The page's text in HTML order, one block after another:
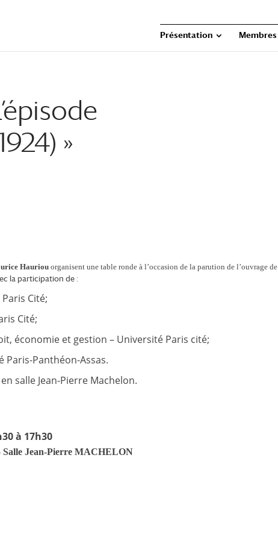
Présentation Membres
»
Hauriou organisent une table ronde à l’occasion de la parution de l’ouvrage de
la participation de :
Cité;
Cité;
économie et gestion – Université Paris cité;
Paris-Panthéon-Assas.
salle Jean-Pierre Machelon.
à 17h30
Salle Jean-Pierre MACHELON